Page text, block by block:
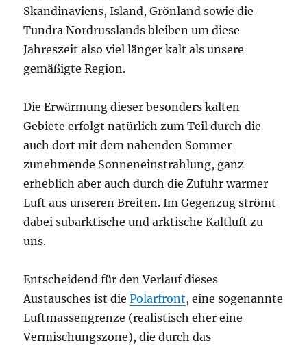
Skandinaviens, Island, Grönland sowie die
Tundra Nordrusslands bleiben um diese
Jahreszeit also viel länger kalt als unsere
gemäßigte Region.
Die Erwärmung dieser besonders kalten
Gebiete erfolgt natürlich zum Teil durch die
auch dort mit dem nahenden Sommer
zunehmende Sonneneinstrahlung, ganz
erheblich aber auch durch die Zufuhr warmer
Luft aus unseren Breiten. Im Gegenzug strömt
dabei subarktische und arktische Kaltluft zu
uns.
Entscheidend für den Verlauf dieses
Austausches ist diePolarfront, eine sogenannte
Luftmassengrenze (realistisch eher eine
Vermischungszone), die durch das